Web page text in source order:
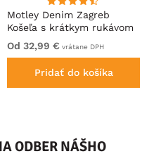
Motley Denim Zagreb
Košeľa s krátkym rukávom
Antracitová
Od 32,99 € vrátane DPH
Pridať do košíka
ODBER NÁŠHO